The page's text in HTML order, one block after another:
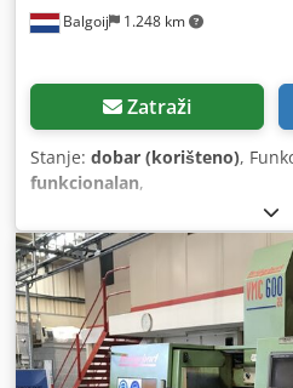
Balgoij 1.248 km
Zatraži
Stanje: dobar (korišteno),
funkcionalan,